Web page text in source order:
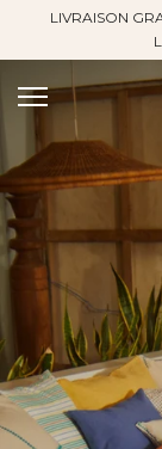
SauterLIVRAISON